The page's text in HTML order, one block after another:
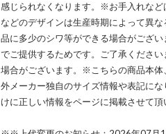
感じられなくなります。※お手入れな
などのデザインは生産時期によって異
品に多少のシワ等ができる場合がござ
でご提供するためです。ご了承くださ
場合がございます。※こちらの商品本
外メーカー独自のサイズ情報や表記に
けに正しい情報をページに掲載させて頂